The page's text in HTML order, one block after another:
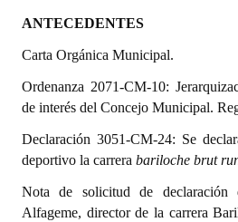
LEGISLACIÓN
Constitución Nacional
Constitución Provincial
Carta Orgánica 2007
Reglamento Interno
Digesto
ANTECEDENTES
Carta Orgánica Municipal.
Ordenanza 2071-CM-10:
de interés del Concejo Municipal.
Declaración 3051-CM-24: Se
deportivo la carrera bariloche brut
Nota de solicitud de
Alfageme, director de la carrera